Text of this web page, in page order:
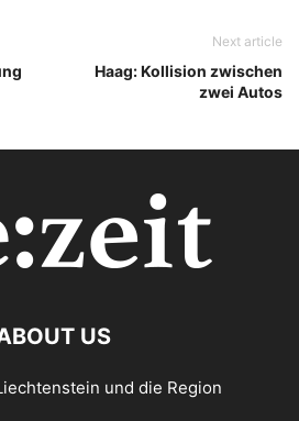
Next article
Haag: Kollision zwischen
zwei Autos
US
und die Region